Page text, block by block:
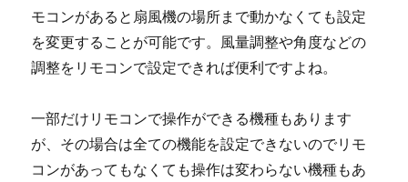
モコンがあると扇風機の場所まで動かなくても設定
を変更することが可能です。風量調整や角度などの
調整をリモコンで設定できれば便利ですよね。
一部だけリモコンで操作ができる機種もあります
が、その場合は全ての機能を設定できないのでリモ
コンがあってもなくても操作は変わらない機種もあ